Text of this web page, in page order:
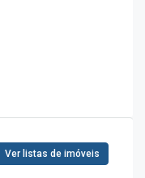
Ver listas de imóveis